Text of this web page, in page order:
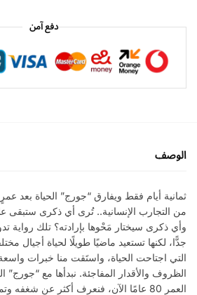
دفع آمن
الوصف
ثمانية أيام فقط ويفارق “جورج” الحياة بعد
من التجارب الإنسانية.. تُرى أي ذكرى ستبقى
وأي ذكرى سيختار مَحْوها بإرادته؟ تلك رواية
جدًّا، لكنها تستعيد ماضيًا طويلًا لحياة أجيال
التي اجتاحت الحياة، واستَقت منا خبرات
الظروف والأقدار المفاجئة. نبدأها مع “جورج”
العمر 80 عامًا الآن، فنعرف أكثر عن